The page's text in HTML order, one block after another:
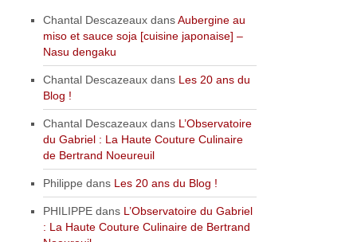
Chantal Descazeaux dansAubergine au
miso et sauce soja [cuisine japonaise] –
Nasu dengaku
Chantal Descazeaux dans Les 20 ans du
Blog !
Chantal Descazeaux dans L’Observatoire
du Gabriel : La Haute Couture Culinaire
de Bertrand Noeureuil
Philippe dans Les 20 ans du Blog !
PHILIPPE dans L’Observatoire du Gabriel
: La Haute Couture Culinaire de Bertrand